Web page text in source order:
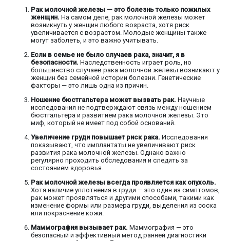
Рак молочной железы — это болезнь только пожилых
женщин. На самом деле, рак молочной железы может
возникнуть у женщин любого возраста, хотя риск
увеличивается с возрастом. Молодые женщины также
могут заболеть, и это важно учитывать.
Если в семье не было случаев рака, значит, я в
безопасности. Наследственность играет роль, но
большинство случаев рака молочной железы возникают у
женщин без семейной истории болезни. Генетические
факторы — это лишь одна из причин.
Ношение бюстгальтера может вызвать рак. Научные
исследования не подтверждают связь между ношением
бюстгальтера и развитием рака молочной железы. Это
миф, который не имеет под собой оснований.
Увеличение груди повышает риск рака. Исследования
показывают, что имплантаты не увеличивают риск
развития рака молочной железы. Однако важно
регулярно проходить обследования и следить за
состоянием здоровья.
Рак молочной железы всегда проявляется как опухоль.
Хотя наличие уплотнения в груди — это один из симптомов,
рак может проявляться и другими способами, такими как
изменение формы или размера груди, выделения из соска
или покраснение кожи.
Маммография вызывает рак. Маммография — это
безопасный и эффективный метод ранней диагностики